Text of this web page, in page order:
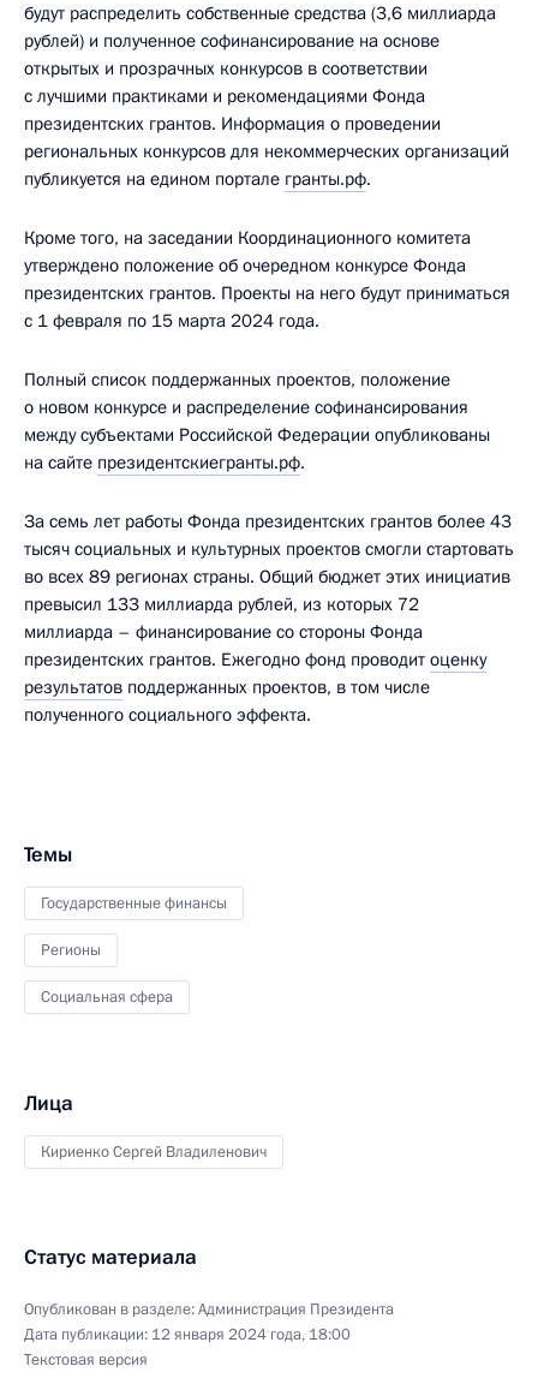
будут распределить собственные средства (3,6 миллиарда
рублей) и полученное софинансирование на основе
открытых и прозрачных конкурсов в соответствии
с лучшими практиками и рекомендациями Фонда
президентских грантов. Информация о проведении
региональных конкурсов для некоммерческих организаций
публикуется на едином портале гранты.рф.
Кроме того, на заседании Координационного комитета
утверждено положение об очередном конкурсе Фонда
президентских грантов. Проекты на него будут приниматься
с 1 февраля по 15 марта 2024 года.
Полный список поддержанных проектов, положение
о новом конкурсе и распределение софинансирования
между субъектами Российской Федерации опубликованы
на сайте президентскиегранты.рф.
За семь лет работы Фонда президентских грантов более 43
тысяч социальных и культурных проектов смогли стартовать
во всех 89 регионах страны. Общий бюджет этих инициатив
превысил 133 миллиарда рублей, из которых 72
миллиарда – финансирование со стороны Фонда
президентских грантов. Ежегодно фонд проводит оценку
результатов поддержанных проектов, в том числе
полученного социального эффекта.
Темы
Государственные финансы
Регионы
Социальная сфера
Лица
Кириенко Сергей Владиленович
Статус материала
Опубликован в разделе:Администрация Президента
Дата публикации: 12 января 2024 года, 18:00
Текстовая версия